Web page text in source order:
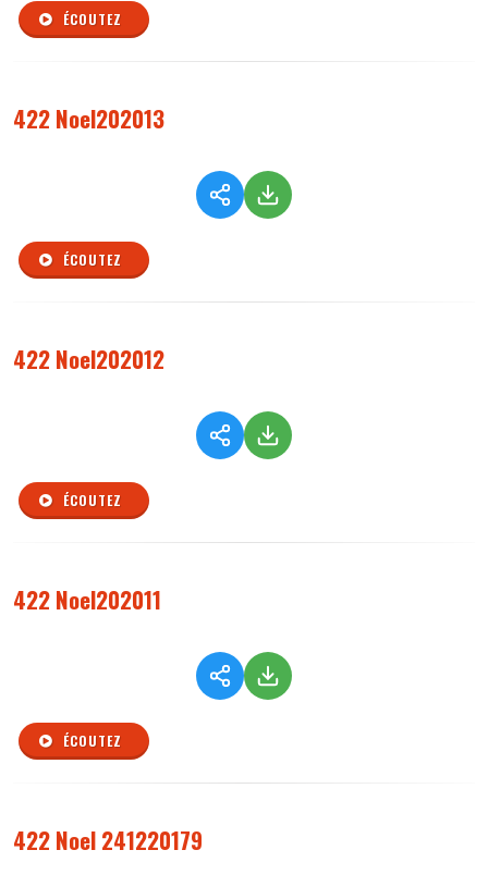
ÉCOUTEZ
422 Noel202013
ÉCOUTEZ
422 Noel202012
ÉCOUTEZ
422 Noel202011
ÉCOUTEZ
422 Noel 241220179